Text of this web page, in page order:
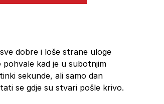
dobre i loše strane uloge
pohvale kad je u subotnjim
sekunde, ali samo dan
se gdje su stvari pošle krivo.